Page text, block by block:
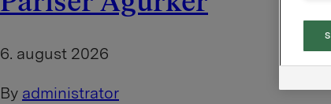
6. august 2026
By administrator